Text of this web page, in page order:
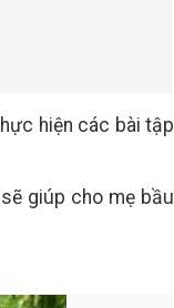
hiện các bài tập
giúp cho mẹ bầu